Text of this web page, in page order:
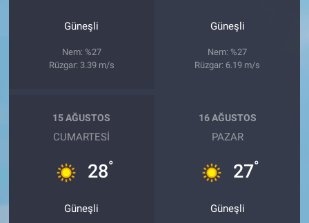
Güneşli
Nem: %27
Rüzgar: 3.39 m/s
Güneşli
Nem: %27
Rüzgar: 6.19 m/s
15 AĞUSTOS
CUMARTESI
28°
Güneşli
16 AĞUSTOS
PAZAR
27°
Güneşli